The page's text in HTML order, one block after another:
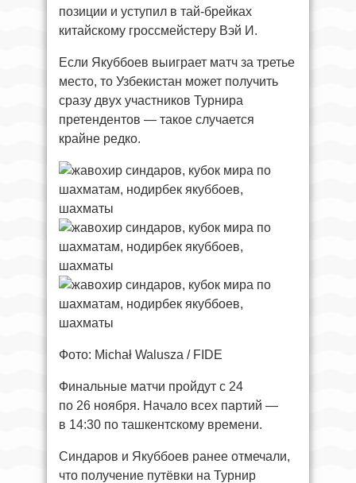
позиции и уступил в тай-брейках
китайскому гроссмейстеру Вэй И.
Если Якуббоев выиграет матч за третье
место, то Узбекистан может получить
сразу двух участников Турнира
претендентов — такое случается
крайне редко.
Фото: Michał Walusza / FIDE
Финальные матчи пройдут с 24
по 26 ноября. Начало всех партий —
в 14:30 по ташкентскому времени.
Синдаров и Якуббоев ранее отмечали,
что получение путёвки на Турнир